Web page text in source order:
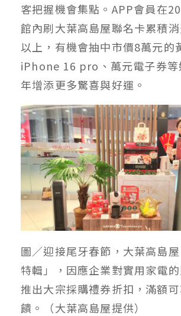
客把握機會集點。APP會員在
館內刷大葉高島屋聯名卡累積
以上，有機會抽中市價8萬元的
iPhone 16 pro、萬元電子券等
年增添更多驚喜與好運。
圖／迎接尾牙春節，大葉高島
特輯」，因應企業對實用家電的
推出大宗採購禮券折扣，滿額
饋。（大葉高島屋提供）